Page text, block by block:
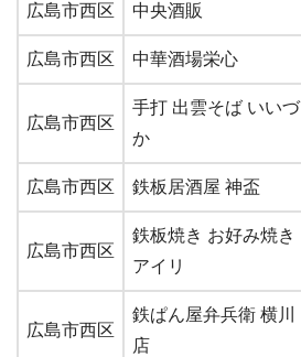
広島市西区 中央酒販
広島市西区 中華酒場栄心
広島市西区
手打 出雲そば いいづ
か
広島市西区 鉄板居酒屋 神盃
広島市西区
鉄板焼き お好み焼き
アイリ
広島市西区
鉄ぱん屋弁兵衛 横川
店